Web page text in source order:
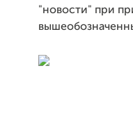
"новости" при